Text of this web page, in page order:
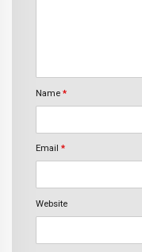
Name *
Email *
Website